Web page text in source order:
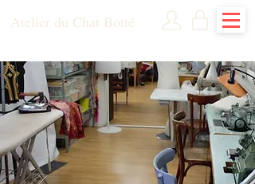
Atelier du Chat Botté